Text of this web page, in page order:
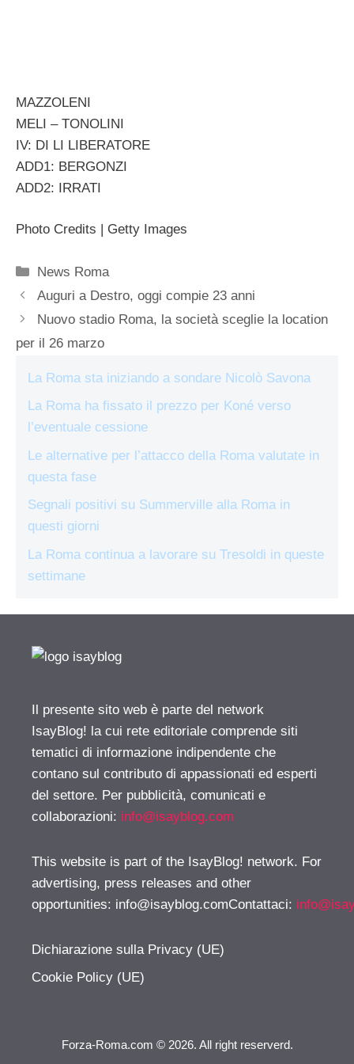
MAZZOLENI
MELI – TONOLINI
IV: DI LI LIBERATORE
ADD1: BERGONZI
ADD2: IRRATI
Photo Credits | Getty Images
Categorie
News Roma
Auguri a Destro, oggi compie 23 anni
Nuovo stadio Roma, la società sceglie la location
per il 26 marzo
La Roma sta iniziando a sondare Nicolò Savona
La Roma ha fissato il prezzo per Koné verso
l’eventuale cessione
Le alternative per l’attacco della Roma valutate in
questa fase
Segnali positivi su Summerville alla Roma in
questi giorni
La Roma continua a lavorare su Tresoldi in queste
settimane
Il presente sito web è parte del network
IsayBlog! la cui rete editoriale comprende siti
tematici di informazione indipendente che
contano sul contributo di appassionati ed esperti
del settore. Per pubblicità, comunicati e
collaborazioni: info@isayblog.com
This website is part of the IsayBlog! network. For
advertising, press releases and other
opportunities: info@isayblog.comContattaci:
Dichiarazione sulla Privacy (UE)
Cookie Policy (UE)
Forza-Roma.com © 2026. All right reserverd.